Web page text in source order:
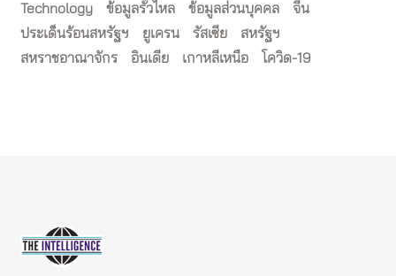
Technology
ข้อมูลรั่วไหล ข้อมูลส่วนบุคคล
จีน
ประเด็นร้อนสหรัฐฯ
ยูเครน รัสเซีย
สหรัฐฯ
สหราชอาณาจักร
อินเดีย เกาหลีเหนือ โควิด-19